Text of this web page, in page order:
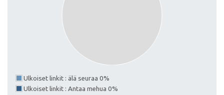
Ulkoiset linkit : älä seuraa 0%
Ulkoiset linkit : Antaa mehua 0%